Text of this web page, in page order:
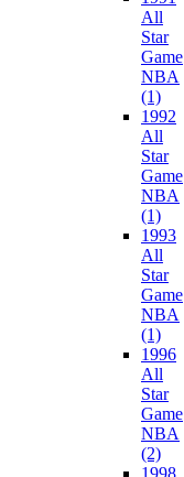
All
Star
Game
NBA
(1)
1992
All
Star
Game
NBA
(1)
1993
All
Star
Game
NBA
(1)
1996
All
Star
Game
NBA
(2)
1998